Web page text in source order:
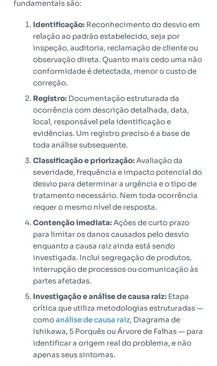
fundamentais são:
Identificação: Reconhecimento do desvio em
relação ao padrão estabelecido, seja por
inspeção, auditoria, reclamação de cliente ou
observação direta. Quanto mais cedo uma não
conformidade é detectada, menor o custo de
correção.
Registro: Documentação estruturada da
ocorrência com descrição detalhada, data,
local, responsável pela identificação e
evidências. Um registro preciso é a base de
toda análise subsequente.
Classificação e priorização:Avaliação da
severidade, frequência e impacto potencial do
desvio para determinar a urgência e o tipo de
tratamento necessário. Nem toda ocorrência
requer o mesmo nível de resposta.
Contenção imediata:Ações de curto prazo
para limitar os danos causados pelo desvio
enquanto a causa raiz ainda está sendo
investigada. Inclui segregação de produtos,
interrupção de processos ou comunicação às
partes afetadas.
Investigação e análise de causa raiz: Etapa
crítica que utiliza metodologias estruturadas —
comoanálise de causa raiz, Diagrama de
Ishikawa, 5 Porquês ou Árvore de Falhas — para
identificar a origem real do problema, e não
apenas seus sintomas.